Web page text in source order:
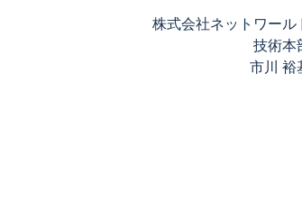
株式会社ネットワール
技術本
市川 裕